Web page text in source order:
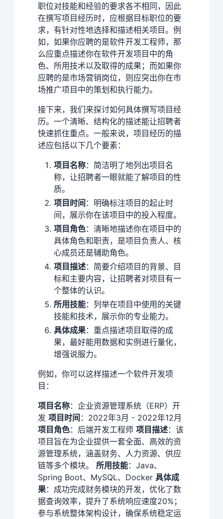
职位对技能和经验的要求各不相同，因此
在撰写项目经历时，应根据目标职位的要
求，有针对性地选择和描述相关项目。例
如，如果你应聘的是软件开发工程师，那
么应重点描述你在软件开发项目中的角
色、所用技术以及取得的成果；而如果你
应聘的是市场营销岗位，则应突出你在市
场推广项目中的策划和执行能力。
接下来，我们来探讨如何具体撰写项目经
历。一个清晰、结构化的描述能让招聘者
快速抓住重点。一般来说，项目经历的描
述应包括以下几个要素：
项目名称：简洁明了地列出项目名
称，让招聘者一眼就能了解项目的性
质。
项目时间 ：明确标注项目的起止时
间，展示你在该项目中的投入程度。
项目角色：清晰地描述你在项目中的
具体角色和职责，是项目负责人、核
心成员还是辅助角色。
项目描述：简要介绍项目的背景、目
标和主要内容，让招聘者对项目有一
个整体的认识。
所用技能：列举在项目中使用的关键
技能和技术，展示你的专业能力。
具体成果：重点描述项目取得的成
果，最好能用数据和实例进行量化，
增强说服力。
例如，你可以这样描述一个软件开发项
目：
项目名称：企业资源管理系统（ERP）开
发 项目时间 ：2022年3月 - 2022年12月
项目角色：后端开发工程师 项目描述：该
项目旨在为企业提供一套全面、高效的资
源管理系统，涵盖财务、人力资源、供应
链等多个模块。 所用技能：Java、
Spring Boot、MySQL、Docker 具体成
果：成功完成财务模块的开发，优化了数
据查询效率，提升了系统响应速度20%；
参与系统整体架构设计，确保系统稳定运